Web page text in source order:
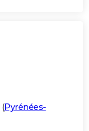
(Pyrénées-